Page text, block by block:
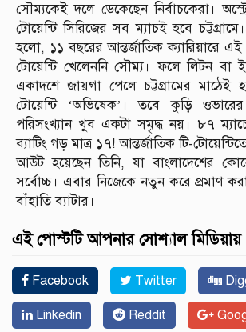
সৌম্যকেই দলে ডেকেছেন নির্বাচকেরা।
টোয়েন্টি সিরিজের সব ম্যাচই হবে
হলো, ১১ বছরের আন্তর্জাতিক ক্যারিয়ারে
টোয়েন্টি খেলেননি সৌম্য। ফলে লিটন বা
একাদশে জায়গা পেলে চট্টগ্রামের মাঠেই
টোয়েন্টি ‘অভিষেক’। তবে কুড়ি
পরিসংখ্যান খুব একটা সমৃদ্ধ নয়। ৮৭
ব্যাটিং গড় মাত্র ১৭! আন্তর্জাতিক টি-
আউট হয়েছেন তিনি, যা বাংলাদেশের
সর্বোচ্চ। এবার নিজেকে নতুন করে প্রমাণ
বাঁহাতি ব্যাটার।
এই পোস্টটি আপনার সোশ্যাল
Facebook Twitter
Linkedin Reddit